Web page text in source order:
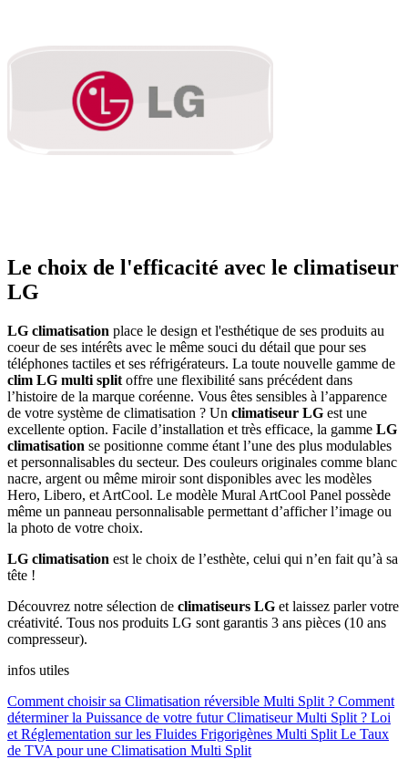
Le choix de l'efficacité avec le climatiseur
LG
LG climatisation place le design et l'esthétique de ses produits au
coeur de ses intérêts avec le même souci du détail que pour ses
téléphones tactiles et ses réfrigérateurs. La toute nouvelle gamme de
clim LG multi split offre une flexibilité sans précédent dans
l’histoire de la marque coréenne. Vous êtes sensibles à l’apparence
de votre système de climatisation ? Un climatiseur LG est une
excellente option. Facile d’installation et très efficace, la gamme LG
climatisation se positionne comme étant l’une des plus modulables
et personnalisables du secteur. Des couleurs originales comme blanc
nacre, argent ou même miroir sont disponibles avec les modèles
Hero, Libero, et ArtCool. Le modèle Mural ArtCool Panel possède
même un panneau personnalisable permettant d’afficher l’image ou
la photo de votre choix.
LG climatisation est le choix de l’esthète, celui qui n’en fait qu’à sa
tête !
Découvrez notre sélection de climatiseurs LG et laissez parler votre
créativité. Tous nos produits LG sont garantis 3 ans pièces (10 ans
compresseur).
infos utiles
Comment choisir sa Climatisation réversible Multi Split ? Comment
déterminer la Puissance de votre futur Climatiseur Multi Split ? Loi
et Réglementation sur les Fluides Frigorigènes Multi Split Le Taux
de TVA pour une Climatisation Multi Split